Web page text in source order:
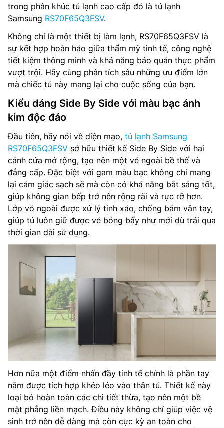
trong phân khúc tủ lạnh cao cấp đó là tủ lạnh
Samsung RS70F65Q3FSV.
Không chỉ là một thiết bị làm lạnh, RS70F65Q3FSV là
sự kết hợp hoàn hảo giữa thẩm mỹ tinh tế, công nghệ
tiết kiệm thông minh và khả năng bảo quản thực phẩm
vượt trội. Hãy cùng phân tích sâu những ưu điểm lớn
mà chiếc tủ này mang lại cho cuộc sống của bạn.
Kiểu dáng Side By Side với màu bạc ánh
kim độc đáo
Đầu tiên, hãy nói về diện mạo, tủ lạnh Samsung
RS70F65Q3FSV sở hữu thiết kế Side By Side với hai
cánh cửa mở rộng, tạo nên một vẻ ngoài bề thế và
đẳng cấp. Đặc biệt với gam màu bạc không chỉ mang
lại cảm giác sạch sẽ mà còn có khả năng bắt sáng tốt,
giúp không gian bếp trở nên rộng rãi và rực rỡ hơn.
Lớp vỏ ngoài được xử lý tinh xảo, chống bám vân tay,
giúp tủ luôn giữ được vẻ bóng bẩy như mới dù trải qua
thời gian dài sử dụng.
Hơn nữa một điểm nhấn đầy tinh tế chính là phần tay
nắm được tích hợp khéo léo vào thân tủ. Thiết kế này
loại bỏ hoàn toàn các chi tiết thừa, tạo nên một bề
mặt phẳng liền mạch. Điều này không chỉ giúp việc vệ
sinh trở nên dễ dàng mà còn cực kỳ an toàn cho